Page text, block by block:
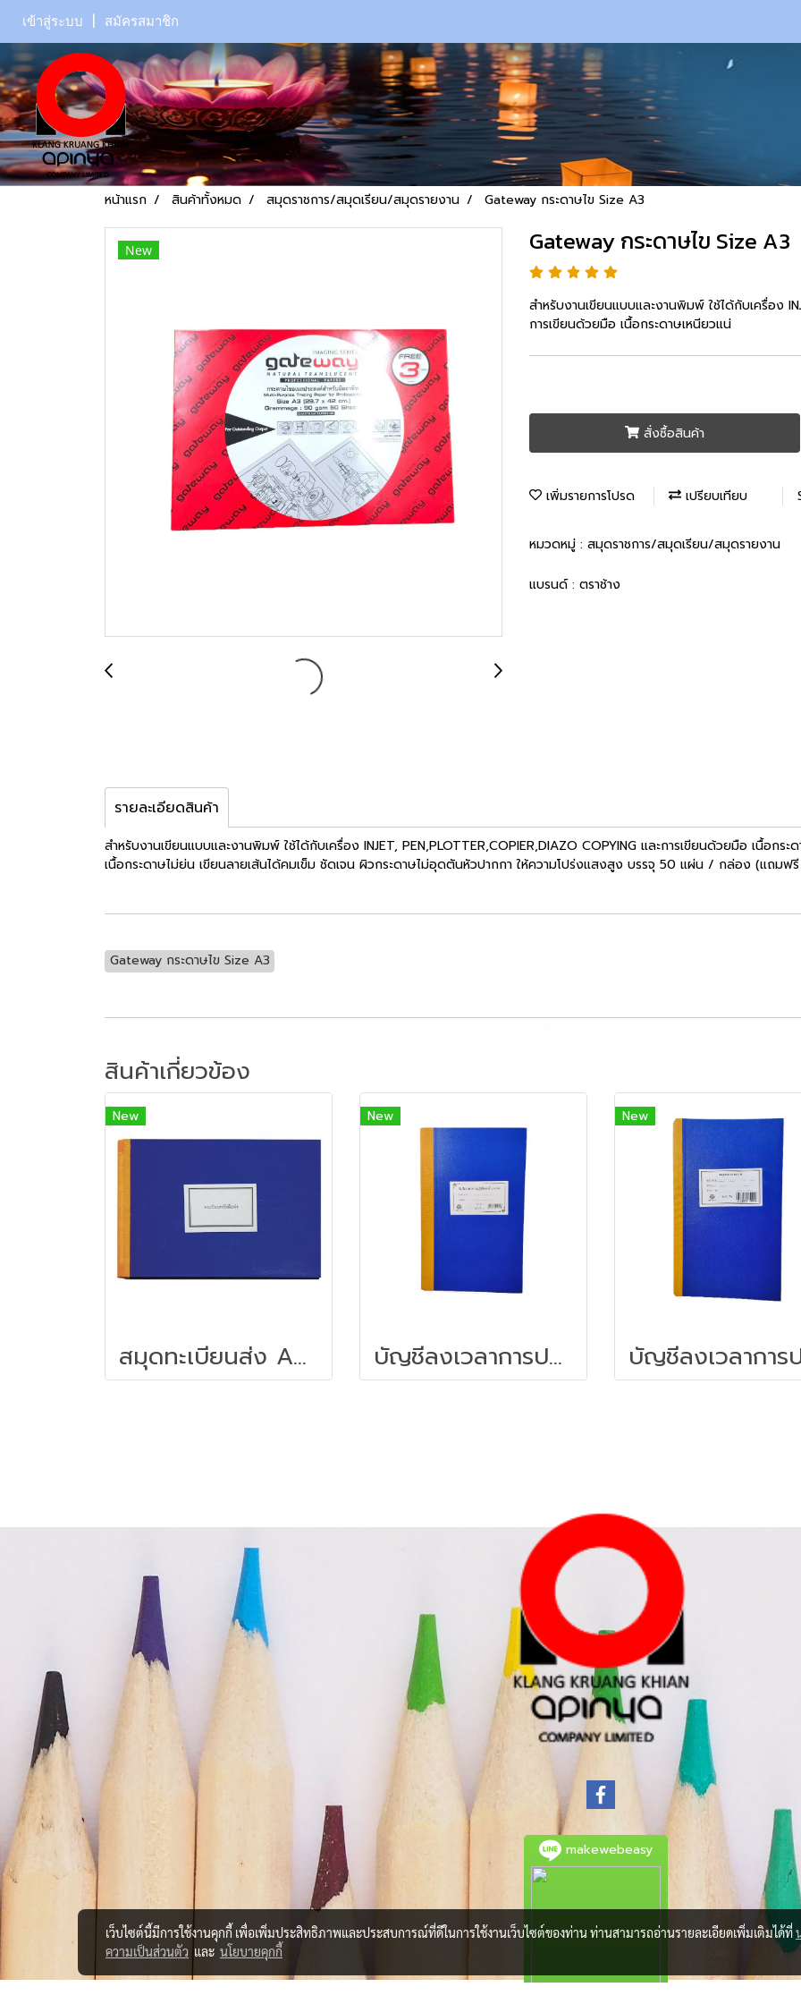
เข้าสู่ระบบ สมัครสมาชิก
หน้าแรก สินค้าทั้งหมด สมุดราชการ/สมุดเรียน/สมุดรายงาน Gateway กระดาษไข Size A3
New Gateway กระดาษไข Size A3
สำหรับงานเขียนแบบและงานพิมพ์ ใช้ได้กับเครื่อง
การเขียนด้วยมือ เนื้อกระดาษเหนียวแน่
สั่งซื้อสินค้า
เพิ่มรายการโปรด เปรียบเทียบ
หมวดหมู่ : สมุดราชการ/สมุดเรียน/สมุดรายงาน
แบรนด์ : ตราช้าง
รายละเอียดสินค้า
สำหรับงานเขียนแบบและงานพิมพ์ ใช้ได้กับเครื่อง INJET, PEN,PLOTTER,COPIER,DIAZO COPYING และการเขียนด้วยมือ เนื้อก
เนื้อกระดาษไม่ย่น เขียนลายเส้นได้คมเข็ม ชัดเจน ผิวกระดาษไม่อุดตันหัวปากกา ให้ความโปร่งแสงสูง บรรจุ 50 แผ่น / กล่อง (แถม
Gateway กระดาษไข Size A3
สินค้าเกี่ยวข้อง
New
สมุดทะเบียนส่ง A4 55 แกรม 80
New
บัญชีลงเวลาการปฎิบัติงานข้าราชการ (หน้าเดี่ยว)
New
makewebeasy
เว็บไซต์นี้มีการใช้งานคุกกี้ เพื่อเพิ่มประสิทธิภาพและประสบการณ์ที่ดีในการใช้งานเว็บไซต์ของท่าน ท่านสามารถอ่านรายละเอียดเพิ่มเติมได้ที่
ความเป็นส่วนตัว และ นโยบายคุกกี้